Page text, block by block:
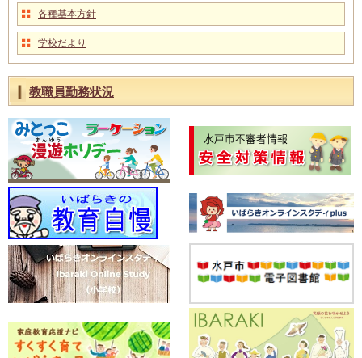
各種基本方針
学校だより
教職員勤務状況